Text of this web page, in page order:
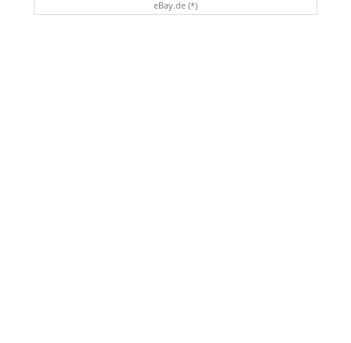
eBay.de (*)